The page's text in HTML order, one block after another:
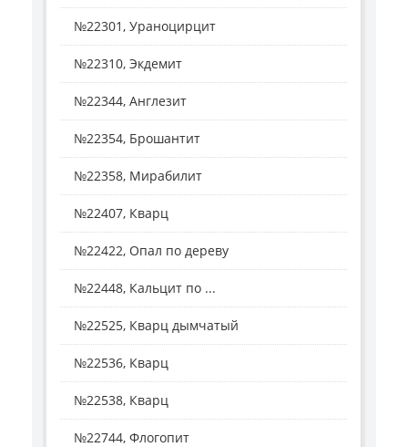
№22301, Ураноцирцит
№22310, Экдемит
№22344, Англезит
№22354, Брошантит
№22358, Мирабилит
№22407, Кварц
№22422, Опал по дереву
№22448, Кальцит по ...
№22525, Кварц дымчатый
№22536, Кварц
№22538, Кварц
№22744, Флогопит